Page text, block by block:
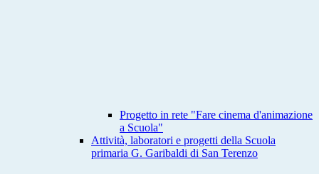
Progetto in rete "Fare cinema d'animazione
a Scuola"
Attività, laboratori e progetti della Scuola
primaria G. Garibaldi di San Terenzo